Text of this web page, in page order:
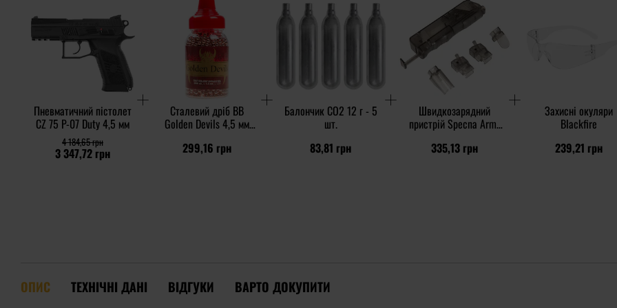
Пневматичний пістолет
CZ 75 P-07 Duty 4,5 мм
3 347,72 грн
4 184,65 грн
Сталевий дріб BB
Golden Devils 4,5 мм
299,16 грн
Балончик CO2 12 г - 5
шт.
83,81 грн
Швидкозарядний
пристрій Specna Arms
пневматичної зброї 4,5
335,13 грн
Захисні окуляри
Blackfire
239,21 грн
ОПИС ТЕХНІЧНІ ДАНІ ВІДГУКИ ВАРТО ДОКУПИТИ